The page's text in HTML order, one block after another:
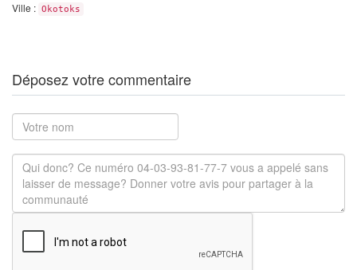
Ville : Okotoks
Déposez votre commentaire